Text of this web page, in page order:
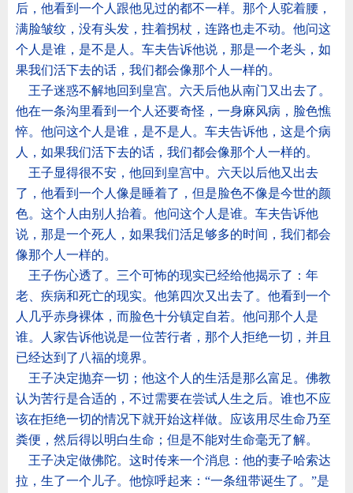
后，他看到一个人跟他见过的都不一样。那个人驼着腰，
满脸皱纹，没有头发，拄着拐杖，连路也走不动。他问这
个人是谁，是不是人。车夫告诉他说，那是一个老头，如
果我们活下去的话，我们都会像那个人一样的。
王子迷惑不解地回到皇宫。六天后他从南门又出去了。
他在一条沟里看到一个人还要奇怪，一身麻风病，脸色憔
悴。他问这个人是谁，是不是人。车夫告诉他，这是个病
人，如果我们活下去的话，我们都会像那个人一样的。
王子显得很不安，他回到皇宫中。六天以后他又出去
了，他看到一个人像是睡着了，但是脸色不像是今世的颜
色。这个人由别人抬着。他问这个人是谁。车夫告诉他
说，那是一个死人，如果我们活足够多的时间，我们都会
像那个人一样的。
王子伤心透了。三个可怖的现实已经给他揭示了：年
老、疾病和死亡的现实。他第四次又出去了。他看到一个
人几乎赤身裸体，而脸色十分镇定自若。他问那个人是
谁。人家告诉他说是一位苦行者，那个人拒绝一切，并且
已经达到了八福的境界。
王子决定抛弃一切；他这个人的生活是那么富足。佛教
认为苦行是合适的，不过需要在尝试人生之后。谁也不应
该在拒绝一切的情况下就开始这样做。应该用尽生命乃至
粪便，然后得以明白生命；但是不能对生命毫无了解。
王子决定做佛陀。这时传来一个消息：他的妻子哈索达
拉，生了一个儿子。他惊呼起来： “一条纽带诞生了。 ”是